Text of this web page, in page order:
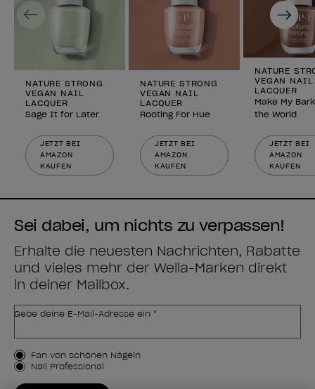
NATURE STRONG
VEGAN NAIL
LACQUER
Sage It for Later
JETZT BEI
AMAZON
KAUFEN
NATURE STRONG
VEGAN NAIL
LACQUER
Rooting For Hue
JETZT BEI
AMAZON
KAUFEN
NATURE
VEGAN NAIL
LACQUER
Make My
the World
JETZT BEI
AMAZON
KAUFEN
Previous Next
Sei dabei, um nichts zu verpassen!
Erhalte die neuesten Nachrichten, Rabatte
und vieles mehr der Wella-Marken direkt
in deiner Mailbox.
Gebe deine E-Mail-Adresse ein *
Kundenart
Fan von schönen Nägeln
Nail Professional